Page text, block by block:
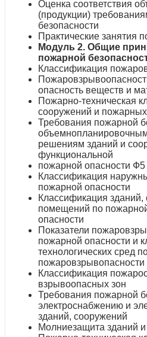
Оценка соответствия
(продукции)
безопасности
Практические занятия
Модуль 2. Общие
пожарной
Классификация
опасность веществ и
Пожарно-техническая
сооружений и пожарных
Требования пожарной
решениям зданий и
функциональной
пожарной опасности Ф5
Классификация
пожарной опасности
Классификация зданий,
помещений по
опасности
Показатели
пожарной опасности и
технологических сред
Классификация
взрывоопасных зон
Требования пожарной
электроснабжению и
зданий, сооружений
Молниезащита зданий